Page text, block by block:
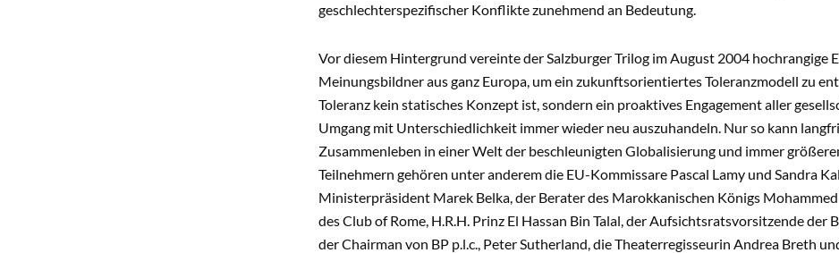
geschlechterspezifischer Konflikte zunehmend an Bedeutung.
Vor diesem Hintergrund vereinte der Salzburger Trilog im August 2004 hochrangige
Meinungsbildner aus ganz Europa, um ein zukunftsorientiertes Toleranzmodell zu
Toleranz kein statisches Konzept ist, sondern ein proaktives Engagement aller
Umgang mit Unterschiedlichkeit immer wieder neu auszuhandeln. Nur so kann
Zusammenleben in einer Welt der beschleunigten Globalisierung und immer
Teilnehmern gehören unter anderem die EU-Kommissare Pascal Lamy und Sandra
Ministerpräsident Marek Belka, der Berater des Marokkanischen Königs
des Club of Rome, H.R.H. Prinz El Hassan Bin Talal, der Aufsichtsratsvorsitzende der
der Chairman von BP p.l.c., Peter Sutherland, die Theaterregisseurin Andrea Breth